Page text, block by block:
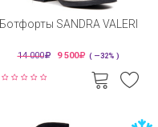
Ботфорты SANDRA VALERI
14 000 9 500 ( —32% )